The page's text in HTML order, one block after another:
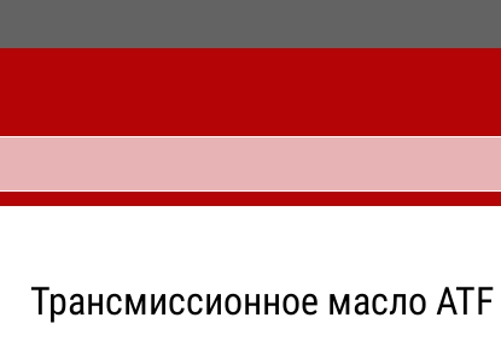
Трансмиссионное масло